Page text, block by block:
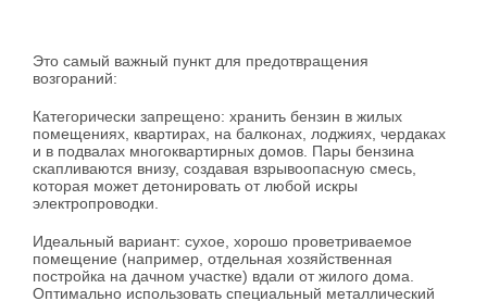
Это самый важный пункт для предотвращения
возгораний:
Категорически запрещено: хранить бензин в жилых
помещениях, квартирах, на балконах, лоджиях, чердаках
и в подвалах многоквартирных домов. Пары бензина
скапливаются внизу, создавая взрывоопасную смесь,
которая может детонировать от любой искры
электропроводки.
Идеальный вариант: сухое, хорошо проветриваемое
помещение (например, отдельная хозяйственная
постройка на дачном участке) вдали от жилого дома.
Оптимально использовать специальный металлический